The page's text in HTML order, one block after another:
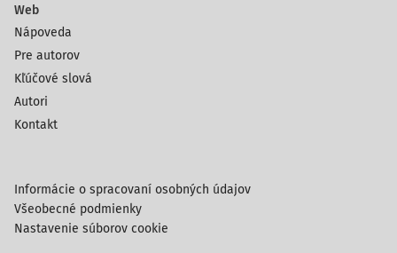
Web
Nápoveda
Pre autorov
Kľúčové slová
Autori
Kontakt
Informácie o spracovaní osobných údajov
Všeobecné podmienky
Nastavenie súborov cookie